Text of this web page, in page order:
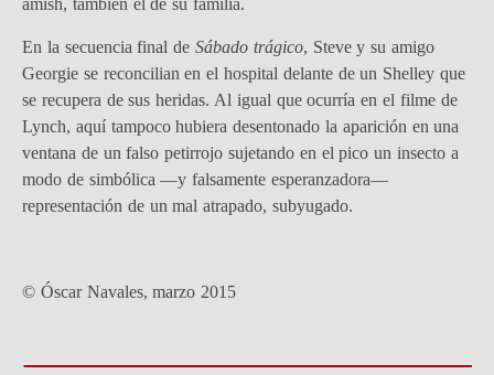
amish, también el de su familia.
En la secuencia final de Sábado trágico, Steve y su amigo
Georgie se reconcilian en el hospital delante de un Shelley que
se recupera de sus heridas. Al igual que ocurría en el filme de
Lynch, aquí tampoco hubiera desentonado la aparición en una
ventana de un falso petirrojo sujetando en el pico un insecto a
modo de simbólica —y falsamente esperanzadora—
representación de un mal atrapado, subyugado.
© Óscar Navales, marzo 2015